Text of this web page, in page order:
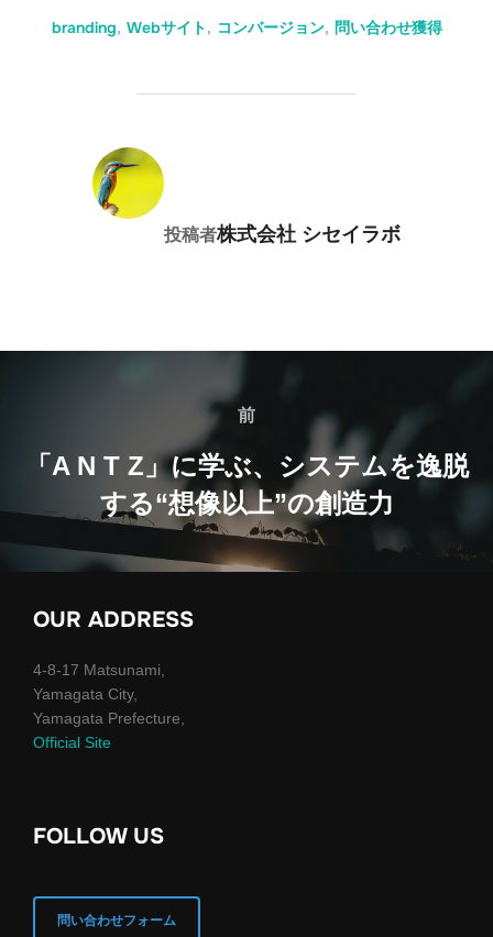
o
p
k
branding, Webサイト, コンバージョン, 問い合わせ獲得
投稿者株式会社 シセイラボ
ビ
ゲ
前
前
「A N T Z」に学ぶ、システムを逸脱
する“想像以上”の創造力
OUR ADDRESS
4-8-17 Matsunami,
Yamagata City,
Yamagata Prefecture,
Official Site
FOLLOW US
問い合わせフォーム